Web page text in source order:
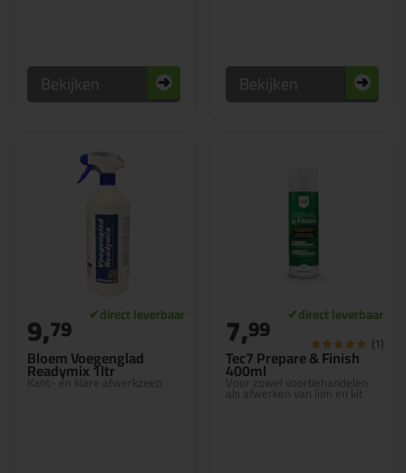
Bekijken Bekijken
Bloem Voegenglad
Readymix 1ltr
Kant- en klare afwerkzeep
9,79
Tec7 Prepare & Finish
400ml
Voor zowel voorbehandelen
als afwerken van lijm en kit
7,99 (1)